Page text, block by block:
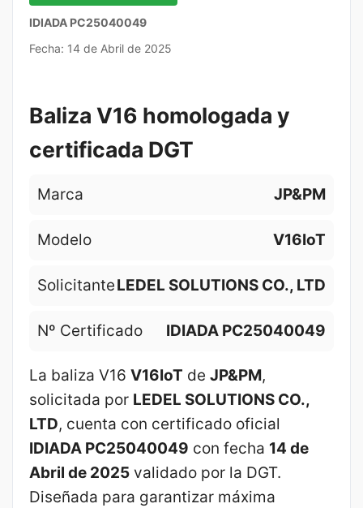
IDIADA PC25040049
Fecha: 14 de Abril de 2025
Baliza V16 homologada y
certificada DGT
Marca JP&PM
Modelo V16IoT
SolicitanteLEDEL SOLUTIONS CO., LTD
Nº Certificado IDIADA PC25040049
La baliza V16 V16IoT de JP&PM,
solicitada por LEDEL SOLUTIONS CO.,
LTD, cuenta con certificado oficial
IDIADA PC25040049 con fecha 14 de
Abril de 2025 validado por la DGT.
Diseñada para garantizar máxima